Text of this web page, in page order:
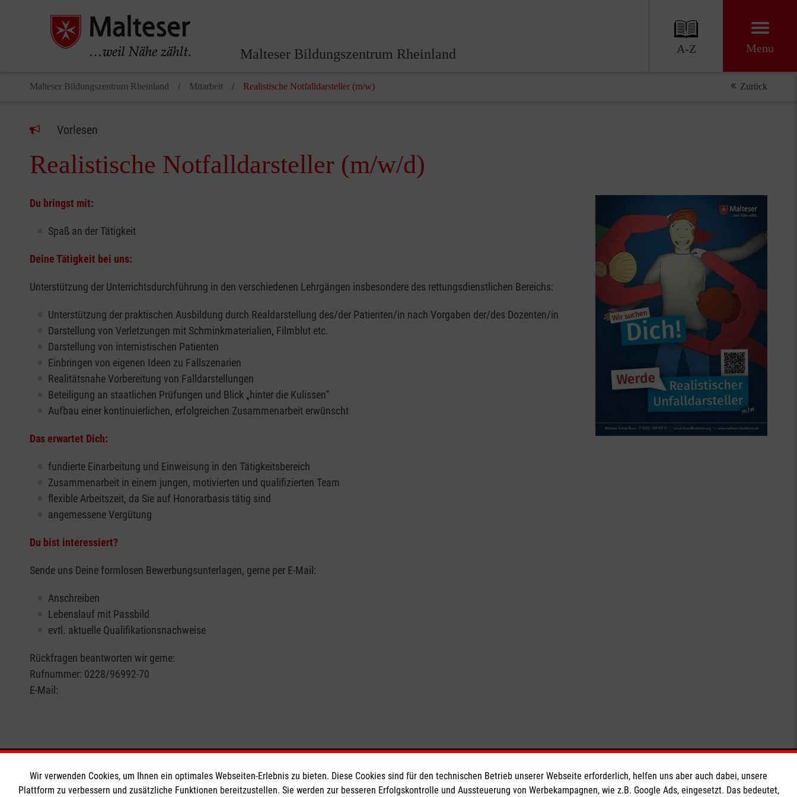
Malteser Bildungszentrum Rheinland A-Z Menu
Malteser Bildungszentrum Rheinland Mitarbeit Realistische Notfalldarsteller (m/w) Zurück
Vorlesen
Realistische Notfalldarsteller (m/w/d)
Du bringst mit:
Spaß an der Tätigkeit
Deine Tätigkeit bei uns:
Unterstützung der Unterrichtsdurchführung in den verschiedenen Lehrgängen insbesondere des rettungsdienstlichen Bereichs:
Unterstützung der praktischen Ausbildung durch Realdarstellung des/der Patienten/in nach Vorgaben der/des Dozenten/in
Darstellung von Verletzungen mit Schminkmaterialien, Filmblut etc.
Darstellung von internistischen Patienten
Einbringen von eigenen Ideen zu Fallszenarien
Realitätsnahe Vorbereitung von Falldarstellungen
Beteiligung an staatlichen Prüfungen und Blick „hinter die Kulissen“
Aufbau einer kontinuierlichen, erfolgreichen Zusammenarbeit erwünscht
Das erwartet Dich:
fundierte Einarbeitung und Einweisung in den Tätigkeitsbereich
Zusammenarbeit in einem jungen, motivierten und qualifizierten Team
flexible Arbeitszeit, da Sie auf Honorarbasis tätig sind
angemessene Vergütung
Du bist interessiert?
Sende uns Deine formlosen Bewerbungsunterlagen, gerne per E-Mail:
Anschreiben
Lebenslauf mit Passbild
evtl. aktuelle Qualifikationsnachweise
Rückfragen beantworten wir gerne:
Rufnummer: 0228/96992-70
E-Mail:
Wir Malteser Informationen Malteser online Soziale Netzwerke
Wir verwenden Cookies, um Ihnen ein optimales Webseiten-Erlebnis zu bieten. Diese Cookies sind für den technischen Betrieb unserer Webseite erforderlich, helfen uns aber auch dabei, unsere
Plattform zu verbessern und zusätzliche Funktionen bereitzustellen. Sie werden zur besseren Erfolgskontrolle und Aussteuerung von Werbekampagnen, wie z.B. Google Ads, eingesetzt. Das bedeutet,